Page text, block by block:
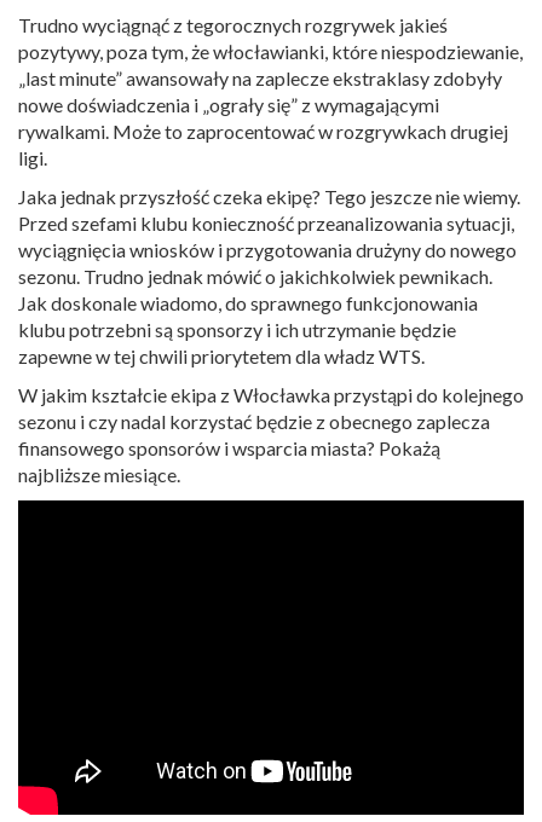
Trudno wyciągnąć z tegorocznych rozgrywek jakieś
pozytywy, poza tym, że włocławianki, które niespodziewanie,
„last minute” awansowały na zaplecze ekstraklasy zdobyły
nowe doświadczenia i „ograły się” z wymagającymi
rywalkami. Może to zaprocentować w rozgrywkach drugiej
ligi.
Jaka jednak przyszłość czeka ekipę? Tego jeszcze nie wiemy.
Przed szefami klubu konieczność przeanalizowania sytuacji,
wyciągnięcia wniosków i przygotowania drużyny do nowego
sezonu. Trudno jednak mówić o jakichkolwiek pewnikach.
Jak doskonale wiadomo, do sprawnego funkcjonowania
klubu potrzebni są sponsorzy i ich utrzymanie będzie
zapewne w tej chwili priorytetem dla władz WTS.
W jakim kształcie ekipa z Włocławka przystąpi do kolejnego
sezonu i czy nadal korzystać będzie z obecnego zaplecza
finansowego sponsorów i wsparcia miasta? Pokażą
najbliższe miesiące.